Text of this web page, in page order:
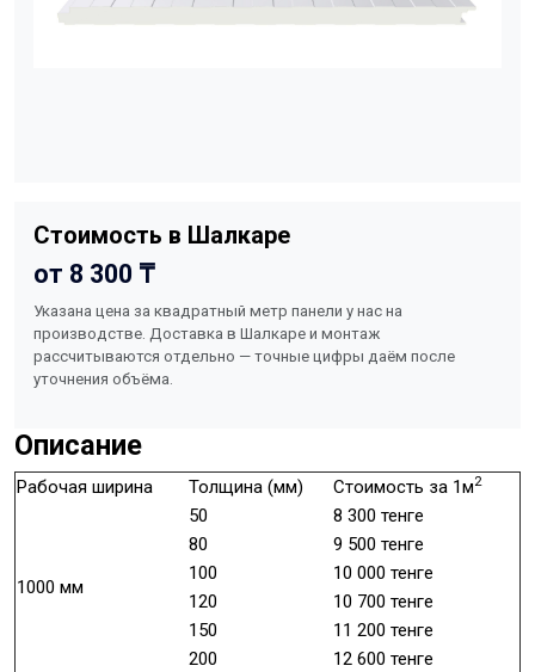
Стоимость в Шалкаре
от 8 300 ₸
Указана цена за квадратный метр панели у нас на
производстве. Доставка в Шалкаре и монтаж
рассчитываются отдельно — точные цифры даём после
уточнения объёма.
Описание
Рабочая ширина Толщина (мм) Стоимость за 1м2
1000 мм
50
8 300 тенге
80
9 500 тенге
100
10 000 тенге
120
10 700 тенге
150
11 200 тенге
200
12 600 тенге